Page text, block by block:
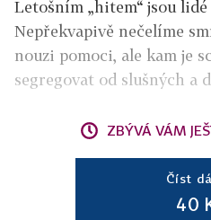
Letošním „hitem“ jsou lidé
Nepřekvapivě nečelíme
nouzi pomoci, ale kam je
segregovat od slušných a
ZBÝVÁ VÁM
Číst
40